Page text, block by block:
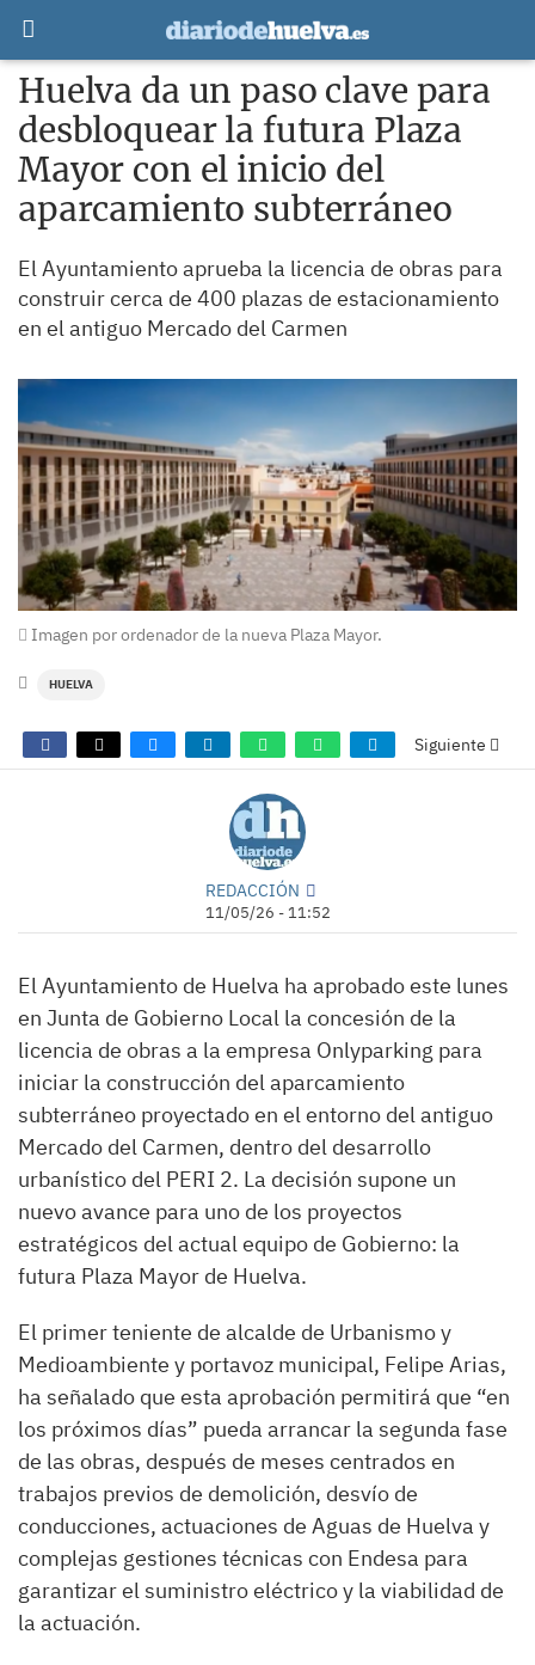
Huelva da un paso clave para
desbloquear la futura Plaza
Mayor con el inicio del
aparcamiento subterráneo
El Ayuntamiento aprueba la licencia de obras para
construir cerca de 400 plazas de estacionamiento
en el antiguo Mercado del Carmen
Imagen por ordenador de la nueva Plaza Mayor.
HUELVA
Siguiente
REDACCIÓN
11/05/26 - 11:52
El Ayuntamiento de Huelva ha aprobado este lunes
en Junta de Gobierno Local la concesión de la
licencia de obras a la empresa Onlyparking para
iniciar la construcción del aparcamiento
subterráneo proyectado en el entorno del antiguo
Mercado del Carmen, dentro del desarrollo
urbanístico del PERI 2. La decisión supone un
nuevo avance para uno de los proyectos
estratégicos del actual equipo de Gobierno: la
futura Plaza Mayor de Huelva.
El primer teniente de alcalde de Urbanismo y
Medioambiente y portavoz municipal, Felipe Arias,
ha señalado que esta aprobación permitirá que “en
los próximos días” pueda arrancar la segunda fase
de las obras, después de meses centrados en
trabajos previos de demolición, desvío de
conducciones, actuaciones de Aguas de Huelva y
complejas gestiones técnicas con Endesa para
garantizar el suministro eléctrico y la viabilidad de
la actuación.